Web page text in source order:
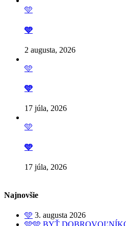
🩵
🩵
2 augusta, 2026
🩵
🩵
17 júla, 2026
🩵
🩵
17 júla, 2026
Najnovšie
🩵 3. augusta 2026